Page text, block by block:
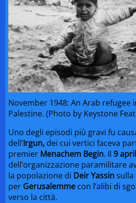
November 1948: An Arab refugee
Palestine. (Photo by Keystone
Uno degli episodi più gravi fu
dell’Irgun, dei cui vertici faceva
premier Menachem Begin. Il9
dell’organizzazione paramilitare
la popolazione di Deir Yassinsulla
per Gerusalemme con l’alibi di
verso la città.